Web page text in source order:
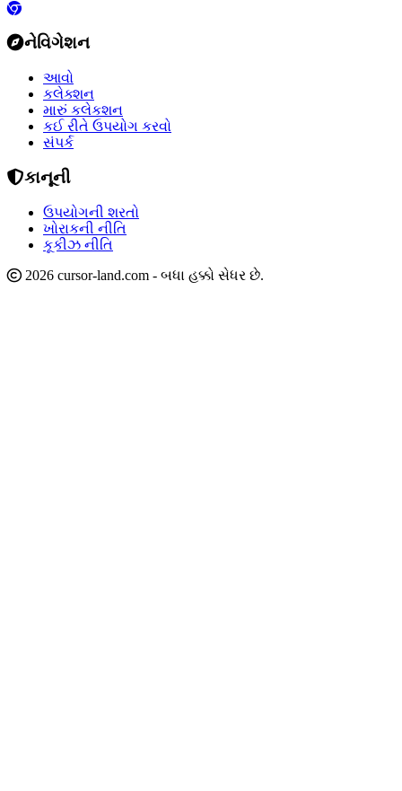
નેવિગેશન
આવો
કલેક્શન
મારું કલેકશન
કઈ રીતે ઉપયોગ કરવો
સંપર્ક
કાનૂની
ઉપયોગની શરતો
ખોરાકની નીતિ
કૂકીઝ નીતિ
2026 cursor-land.com - બધા હક્કો સેધર છે.